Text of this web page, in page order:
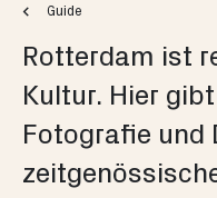
Guide
Rotterdam ist
Kultur. Hier
Fotografie und